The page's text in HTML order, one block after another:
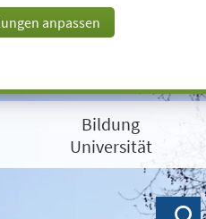
anpassen
Bildung
Universität